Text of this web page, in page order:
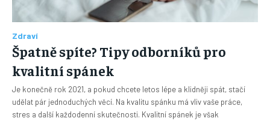
Zdraví
Špatně spíte? Tipy odborníků pro
kvalitní spánek
Je konečně rok 2021, a pokud chcete letos lépe a klidněji spát, stačí
udělat pár jednoduchých věcí. Na kvalitu spánku má vliv vaše práce,
stres a další každodenní skutečnosti. Kvalitní spánek je však